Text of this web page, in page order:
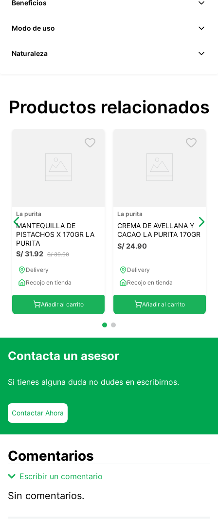
Beneficios
Modo de uso
Naturaleza
Productos relacionados
La purita
MANTEQUILLA DE
PISTACHOS X 170GR LA
PURITA
S/ 39.90
S/31.92
Delivery
Recojo en tienda
Añadir al carrito
La purita
CREMA DE AVELLANA Y
CACAO LA PURITA 170GR
S/24.90
Delivery
Recojo en tienda
Añadir al carrito
Contacta un asesor
Si tienes alguna duda no dudes en escribirnos.
Contactar Ahora
Comentarios
Escribir un comentario
Sin comentarios.